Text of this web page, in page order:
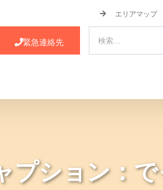
エリアマップ
緊急連絡先
索
ション：で